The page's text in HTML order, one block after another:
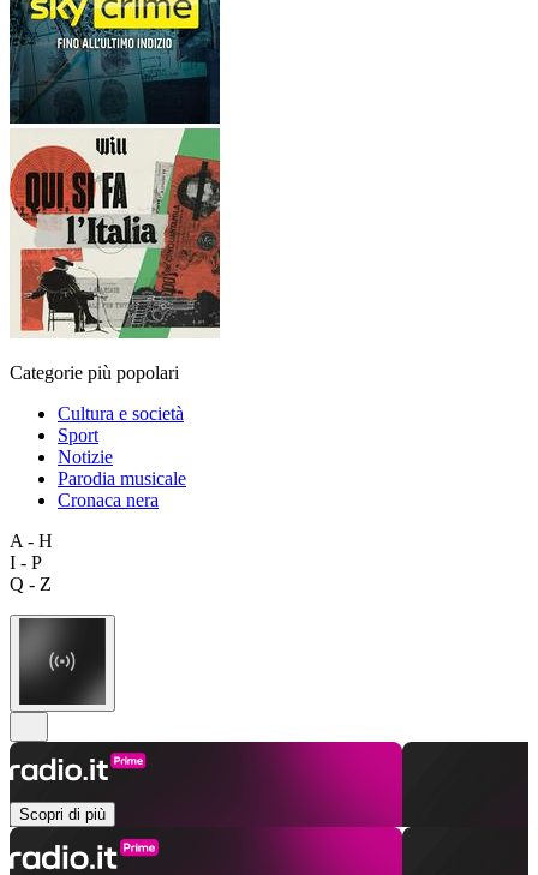
Categorie più popolari
Cultura e società
Sport
Notizie
Parodia musicale
Cronaca nera
A - H
I - P
Q - Z
Scopri di più